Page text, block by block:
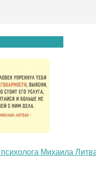
Михаила